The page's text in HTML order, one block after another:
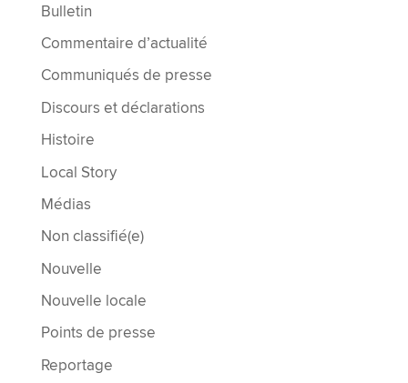
Bulletin
Commentaire d’actualité
Communiqués de presse
Discours et déclarations
Histoire
Local Story
Médias
Non classifié(e)
Nouvelle
Nouvelle locale
Points de presse
Reportage